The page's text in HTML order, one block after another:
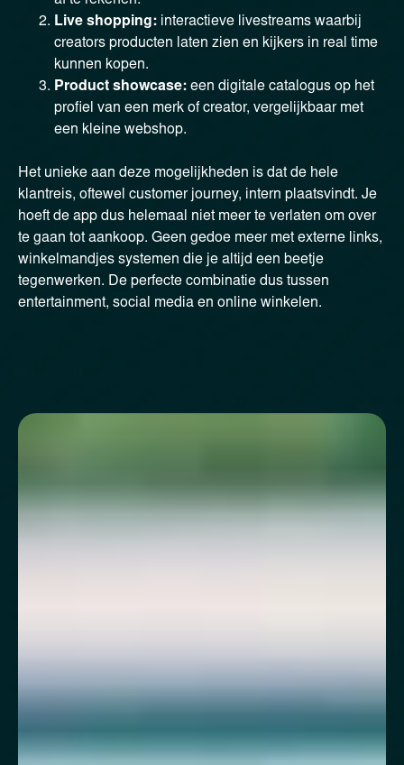
Live shopping: interactieve livestreams waarbij
creators producten laten zien en kijkers in real time
kunnen kopen.
Product showcase: een digitale catalogus op het
profiel van een merk of creator, vergelijkbaar met
een kleine webshop.
Het unieke aan deze mogelijkheden is dat de hele
klantreis, oftewel customer journey, intern plaatsvindt. Je
hoeft de app dus helemaal niet meer te verlaten om over
te gaan tot aankoop. Geen gedoe meer met externe links,
winkelmandjes systemen die je altijd een beetje
tegenwerken. De perfecte combinatie dus tussen
entertainment, social media en online winkelen.